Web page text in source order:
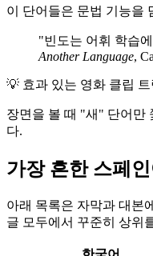
이 단어들은 문법 기능을
"빈도는 어휘 학습
Another Language,
💡 효과 있는 영화 클립 트
장면을 볼 때 "새" 단어만
다.
가장 흔한 스페
아래 목록은 자막과 대본
글 모두에서 꾸준히 상위